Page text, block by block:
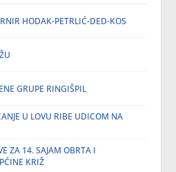
HODAK-PETRLIĆ-DED-KOS
GRUPE RINGIŠPIL
U LOVU RIBE UDICOM NA
ZA 14. SAJAM OBRTA I
KRIŽ